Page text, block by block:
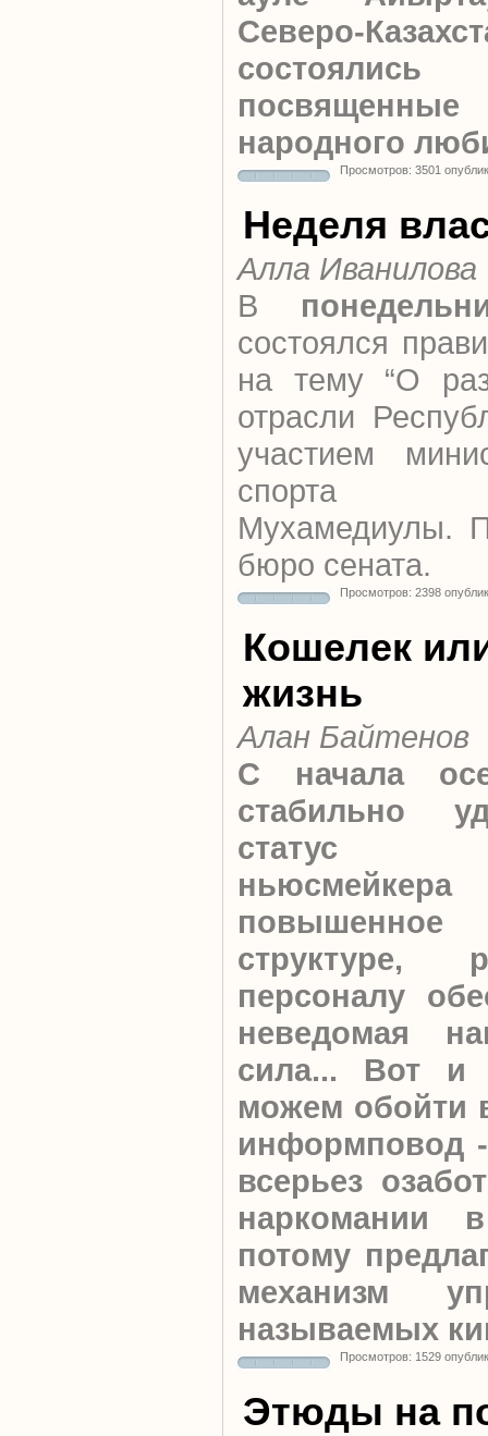
Северо-
народного
Просмотров: 3501
Неделя
Алла Иванилова
В
состоялся
на тему “О
отрасли
участием
спорта
Мухамедиулы.
бюро сената.
Просмотров: 2398
Кошелек
жизнь
Алан Байтенов
С начала
стабильно
статус
структуре,
персоналу
неведомая
сила... Вот и
можем обойти
информповод
всерьез
наркомании
потому
механизм
называемых
Просмотров: 1529
Этюды на